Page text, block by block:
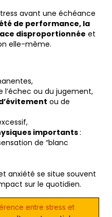
avant une échéance
de performance, la
disproportionnée et
elle-même.
ou du jugement,
ou de
importants:
de “blanc
anxiété se situe souvent
sur le quotidien.
entre stress et